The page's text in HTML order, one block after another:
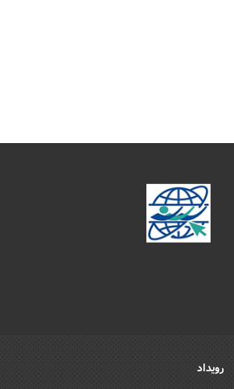
رویداد